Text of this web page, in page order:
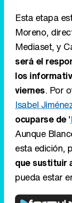
Esta etapa
Moreno,
Mediaset, y
será el
los
viernes. Por
Isabel
ocuparse de'
Aunque
esta edición,
que sustituir
pueda estar